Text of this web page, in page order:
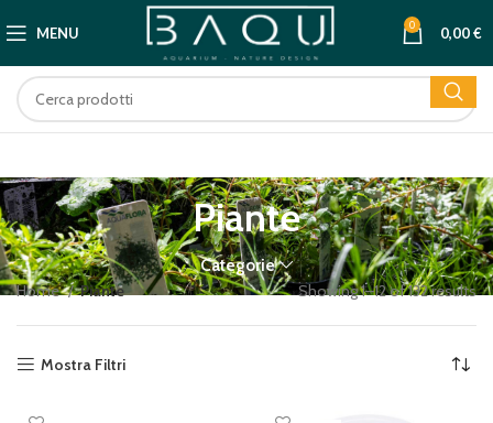
MENU 0 0,00€
Piante
Categorie
Home Piante Showing 1–12 of 132 results
Mostra Filtri